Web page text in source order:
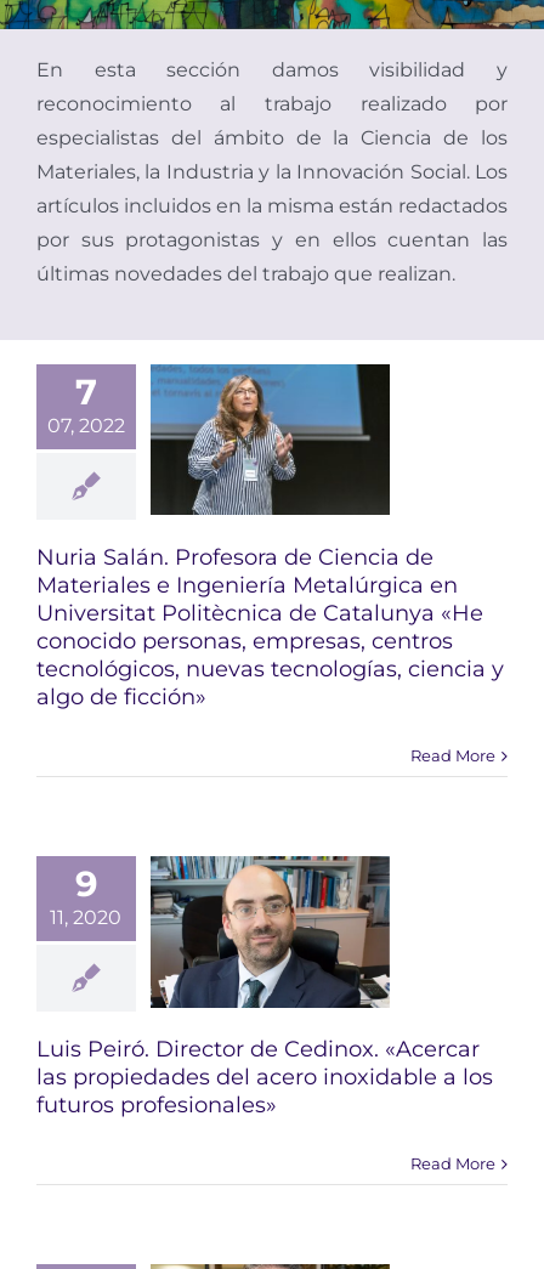
En esta sección damos visibilidad y
reconocimiento al trabajo realizado por
especialistas del ámbito de la Ciencia de los
Materiales, la Industria y la Innovación Social. Los
artículos incluidos en la misma están redactados
por sus protagonistas y en ellos cuentan las
últimas novedades del trabajo que realizan.
7
07, 2022
Nuria Salán. Profesora de Ciencia de
Materiales e Ingeniería Metalúrgica en
Universitat Politècnica de Catalunya «He
conocido personas, empresas, centros
tecnológicos, nuevas tecnologías, ciencia y
algo de ficción»
Read More
9
11, 2020
Luis Peiró. Director de Cedinox. «Acercar
las propiedades del acero inoxidable a los
futuros profesionales»
Read More